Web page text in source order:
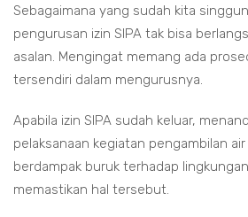
Sebagaimana yang sudah kita
pengurusan izin SIPA tak bisa
asalan. Mengingat memang ada
tersendiri dalam mengurusnya.
Apabila izin SIPA sudah keluar,
pelaksanaan kegiatan pengambilan
berdampak buruk terhadap
memastikan hal tersebut.